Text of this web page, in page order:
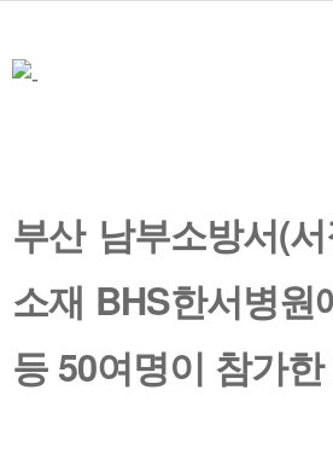
부산 남부소방서(
소재 BHS한서병
등 50여명이 참가